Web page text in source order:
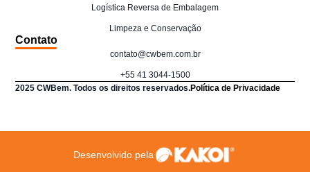
Logística Reversa de Embalagem
Limpeza e Conservação
Contato
contato@cwbem.com.br
+55 41 3044-1500
2025 CWBem. Todos os direitos reservados.Política de Privacidade
Desenvolvido pela